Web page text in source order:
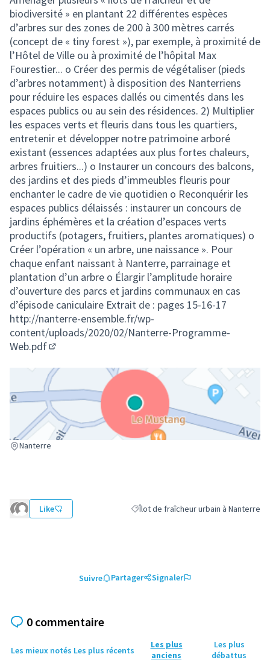
biodiversité » en plantant 22 différentes espèces
d’arbres sur des zones de 200 à 300 mètres carrés
(concept de « tiny forest »), par exemple, à proximité de
l’Hôtel de Ville ou à proximité de l’hôpital Max
Fourestier... o Créer des permis de végétaliser (pieds
d’arbres notamment) à disposition des Nanterriens
pour réduire les espaces dallés ou cimentés dans les
espaces publics ou au sein des résidences. 2) Multiplier
les espaces verts et fleuris dans tous les quartiers,
entretenir et développer notre patrimoine arboré
existant (essences adaptées aux plus fortes chaleurs,
arbres fruitiers...) o Instaurer un concours des balcons,
des jardins et des pieds d’immeubles fleuris pour
enchanter le cadre de vie quotidien o Reconquérir les
espaces publics délaissés : instaurer un concours de
jardins éphémères et la création d’espaces verts
productifs (potagers, fruitiers, plantes aromatiques) o
Créer l’opération « un arbre, une naissance ». Pour
chaque enfant naissant à Nanterre, parrainage et
plantation d’un arbre o Élargir l’amplitude horaire
d’ouverture des parcs et jardins communaux en cas
d’épisode caniculaire Extrait de : pages 15-16-17
http://nanterre-ensemble.fr/wp-
content/uploads/2020/02/Nanterre-Programme-
Web.pdf
Nanterre
(Lien externe)
Like Filtrer les résultats de la catégorie :
Îlot de fraîcheur urbain à Nanterre
Suivre Partager Signaler
0 commentaire
Les mieux notés Les plus récents
Les plus
anciens
Les plus
débattus